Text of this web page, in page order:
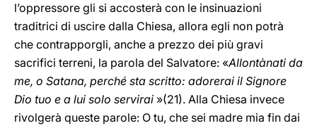
l’oppressore gli si accosterà con le insinuazioni
traditrici di uscire dalla Chiesa, allora egli non potrà
che contrapporgli, anche a prezzo dei più gravi
sacrifici terreni, la parola del Salvatore: «Allontànati da
me, o Satana, perché sta scritto: adorerai il Signore
Dio tuo e a lui solo servirai »(21). Alla Chiesa invece
rivolgerà queste parole: O tu, che sei madre mia fin dai